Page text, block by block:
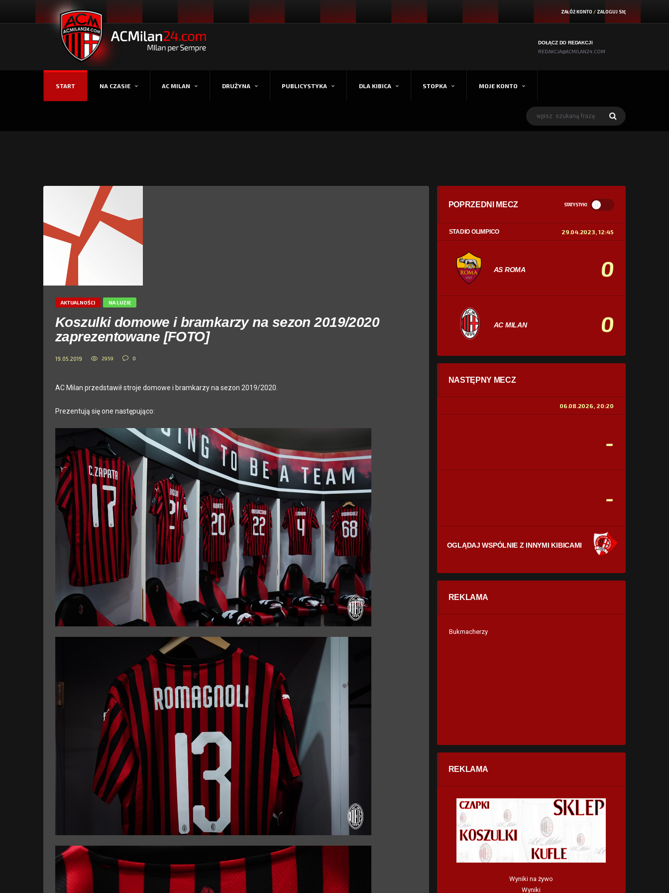
ZAŁÓŻ KONTO / ZALOGUJ SIĘ
DOŁĄCZ DO REDAKCJI
REDAKCJA@ACMILAN24.COM
START NA CZASIE AC MILAN DRUŻYNA PUBLICYSTYKA DLA KIBICA STOPKA MOJE KONTO
AKTUALNOŚCI NA LUZIE
Koszulki domowe i bramkarzy na sezon 2019/2020
zaprezentowane [FOTO]
19.05.2019 2959 0
AC Milan przedstawił stroje domowe i bramkarzy na sezon 2019/2020.
Prezentują się one następująco:
POPRZEDNI MECZ STATYSTYKI
STADIO OLIMPICO 29.04.2023, 12:45
AS ROMA 0
AC MILAN 0
STATYSTYKI
0% 100%
NASTĘPNY MECZ
06.08.2026, 20:20
-
-
OGLĄDAJ WSPÓLNIE Z INNYMI KIBICAMI
REKLAMA
Bukmacherzy
REKLAMA
Wyniki na żywo
Wyniki